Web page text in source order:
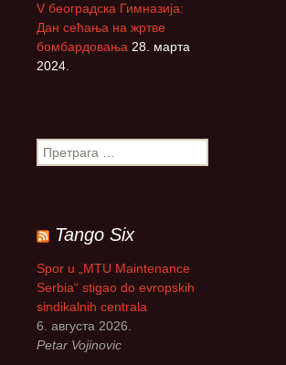
V београдска Гимназија:
Дан сећања на жртве
бомбардовања 28. марта
2024.
П
р
а
г
а
а
:
Tango Six
Spor u „MTU Maintenance
Serbia“ stigao do evropskih
sindikalnih centrala
6. августа 2026.
Petar Vojinovic